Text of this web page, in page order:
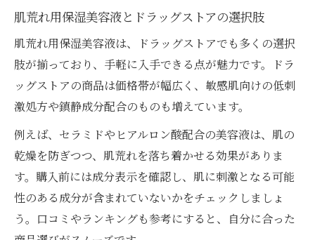
肌荒れ用保湿美容液とドラッグストアの選択肢
肌荒れ用保湿美容液は、ドラッグストアでも多くの選択
肢が揃っており、手軽に入手できる点が魅力です。ドラ
ッグストアの商品は価格帯が幅広く、敏感肌向けの低刺
激処方や鎮静成分配合のものも増えています。
例えば、セラミドやヒアルロン酸配合の美容液は、肌の
乾燥を防ぎつつ、肌荒れを落ち着かせる効果がありま
す。購入前には成分表示を確認し、肌に刺激となる可能
性のある成分が含まれていないかをチェックしましょ
う。口コミやランキングも参考にすると、自分に合った